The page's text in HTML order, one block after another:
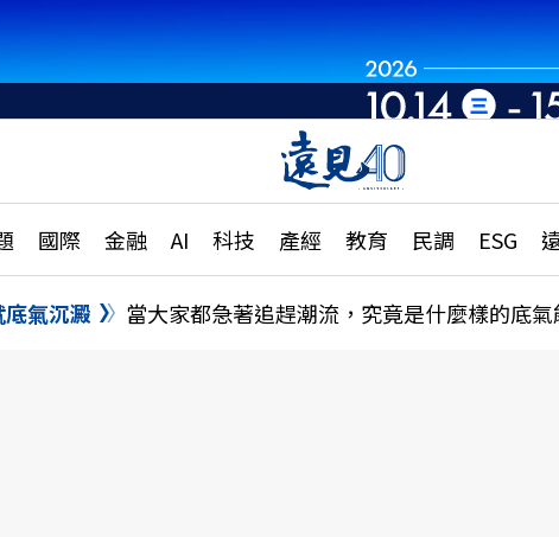
國際 金融 AI 科技 產經 教育 民調 ESG
話題
國際
特輯
大學升學、職涯攻略
縣市施政調查全解析
民調
氣沉澱 當大家都急著追趕潮流，究竟是什麼樣的底